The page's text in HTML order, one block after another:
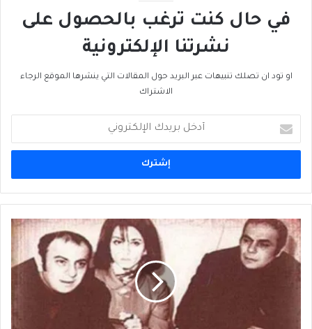
في حال كنت ترغب بالحصول على
نشرتنا الإلكترونية
او تود ان تصلك تنبيهات عبر البريد حول المقالات التي ينشرها الموقع الرجاء
الاشتراك
بريدك
الإلكتروني
نَعَم...
أُعلِنُ
استقالتي